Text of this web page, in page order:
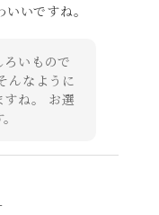
いですね。
いもので
んなように
すね。 お選